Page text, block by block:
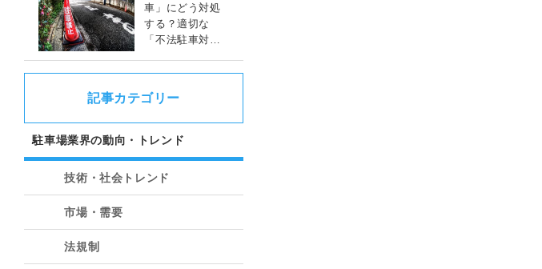
車」にどう対処
する？適切な
「不法駐車対応
記事カテゴリー
駐車場業界の動向・トレンド
技術・社会トレンド
市場・需要
法規制